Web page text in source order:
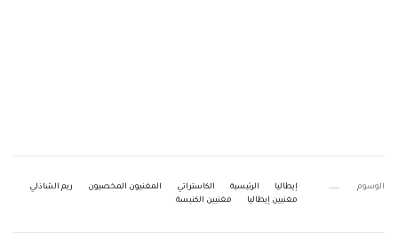
الوسوم إيطاليا الرئيسية الكاستراتي المغنيون المخصيون
ريم الشاذلي
مغنيين إيطاليا
مغنيين الكنيسة